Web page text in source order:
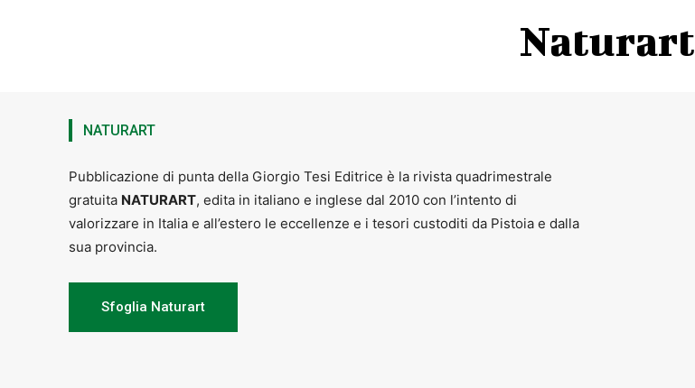
Naturart
NATURART
Pubblicazione di punta della Giorgio Tesi Editrice è la rivista quadrimestrale
gratuita NATURART, edita in italiano e inglese dal 2010 con l’intento di
valorizzare in Italia e all’estero le eccellenze e i tesori custoditi da Pistoia e dalla
sua provincia.
Sfoglia Naturart